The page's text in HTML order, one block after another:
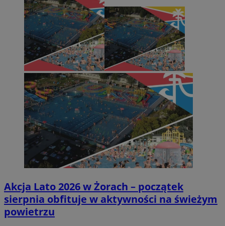
Akcja Lato 2026 w Żorach – początek
sierpnia obfituje w aktywności na świeżym
powietrzu